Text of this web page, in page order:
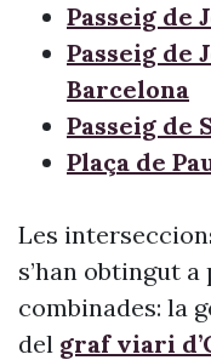
Passeig de
Passeig de
Barcelona
Passeig de
Plaça de
Les
s’han obtingut
combinades: la
del graf viari